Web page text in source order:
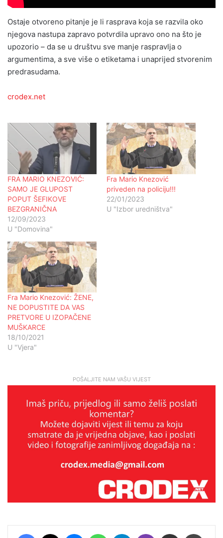
Ostaje otvoreno pitanje je li rasprava koja se razvila oko
njegova nastupa zapravo potvrdila upravo ono na što je
upozorio – da se u društvu sve manje raspravlja o
argumentima, a sve više o etiketama i unaprijed stvorenim
predrasudama.
crodex.net
FRA MARIO KNEZOVIĆ:
SAMO JE GLUPOST
POPUT ŠEFIKOVE
BEZGRANIČNA
12/09/2023
U "Domovina"
Fra Mario Knezović
priveden na policiju!!!
22/01/2023
U "Izbor uredništva"
Fra Mario Knezović: ŽENE,
NE DOPUSTITE DA VAS
PRETVORE U IZOPAČENE
MUŠKARCE
18/10/2021
U "Vjera"
POŠALJITE NAM VAŠU VIJEST
Facebook MessengerWhatsAppTelegram Viber Podijeli putem E-maila